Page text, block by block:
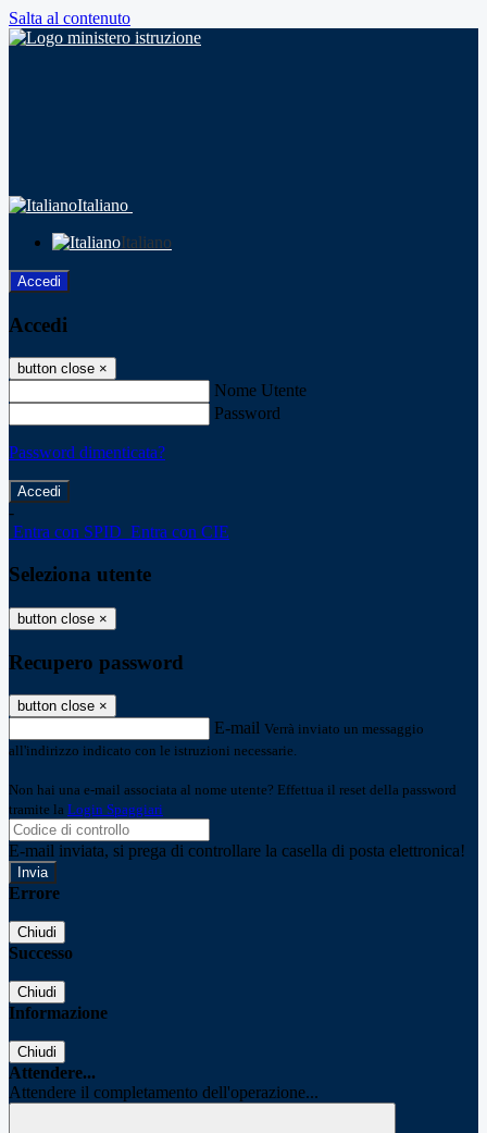
Salta al contenuto
Italiano
Italiano
Accedi
Accedi
button close ×
Nome Utente
Password
Password dimenticata?
-
Entra con SPID Entra con CIE
Seleziona utente
button close ×
Recupero password
button close ×
E-mail Verrà inviato un messaggio
all'indirizzo indicato con le istruzioni necessarie.
Non hai una e-mail associata al nome utente? Effettua il reset della password
tramite la Login Spaggiari
E-mail inviata, si prega di controllare la casella di posta elettronica!
Errore
Chiudi
Successo
Chiudi
Informazione
Chiudi
Attendere...
Attendere il completamento dell'operazione...